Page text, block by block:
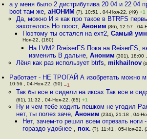
а у меня было 2 дистрибутива 20 04 и 22 04
boot там же,аНОНИМ (?), 10:51 , 04-Ноя-22, (49) +1
Да, можно И я как про такое в BTRFS
захотелось Но поост, Аноним (86), 12:57 , 04-
Поэтому ты остался на ехт2, Самый
Ноя-22, (180)
На LVM2 RreiserFS Пока на ReiserFS,
изменить В дальне,Аноним (301), 18:00
Лёня как раз использует btrfs, mikhailnov
Работает - НЕ ТРОГАЙ А изобретать можно
10:56 , 04-Ноя-22, (50) –1
Так бы все и сидели на иксах Так все и
(61), 11:32 , 04-Ноя-22, (65) +1
Ну и чем тебе ходить пешком не угодил
нет, ты полез заче, Аноним (234), 21:18 , 04-
Нет, зачем-то решил всем отрезать ноги
гораздо удобнее , пох. (?), 11:41 , 05-Ноя-22,